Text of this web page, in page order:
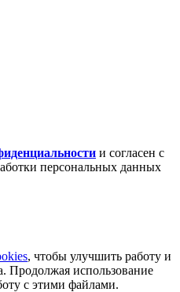
и согласен с
персональных данных
, чтобы улучшить работу и
Продолжая использование
с этими файлами.